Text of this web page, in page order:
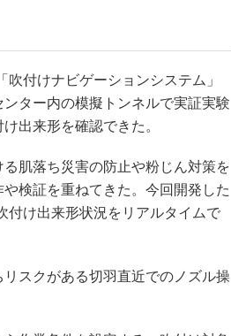
付けナビゲーションシステム」
ター内の模擬トンネルで実証実験
出来形を確認できた。
肌落ち災害の防止や粉じん対策を
検証を重ねてきた。今回開発した
付け出来形状況をリアルタイムで
スクがある切羽直近でのノズル操